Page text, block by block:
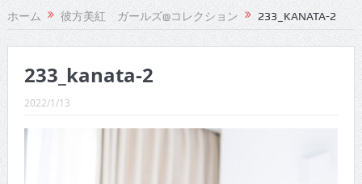
CINEMA×STYLE 292号
CINEMA×STYLE 291号
CINEMA×STYLE 290号
CINEMA×STYLE 289号
CINEMA×STYLE 288号
ホーム 彼方美紅 ガールズ@コレクション 233_KANATA-2
233_kanata-2
2022/1/13